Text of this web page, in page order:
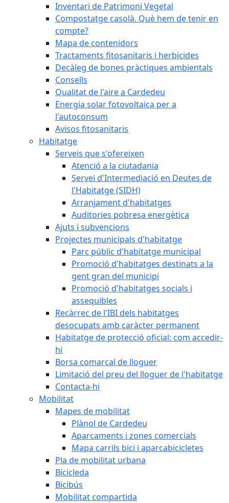
Inventari de Patrimoni Vegetal
Compostatge casolà. Què hem de tenir en
compte?
Mapa de contenidors
Tractaments fitosanitaris i herbicides
Decàleg de bones pràctiques ambientals
Consells
Qualitat de l'aire a Cardedeu
Energia solar fotovoltaica per a
l'autoconsum
Avisos fitosanitaris
Habitatge
Serveis que s'ofereixen
Atenció a la ciutadania
Servei d'Intermediació en Deutes de
l'Habitatge (SIDH)
Arranjament d'habitatges
Auditories pobresa energètica
Ajuts i subvencions
Projectes municipals d'habitatge
Parc públic d'habitatge municipal
Promoció d'habitatges destinats a la
gent gran del municipi
Promoció d'habitatges socials i
assequibles
Recàrrec de l'IBI dels habitatges
desocupats amb caràcter permanent
Habitatge de protecció oficial: com accedir-
hi
Borsa comarcal de lloguer
Limitació del preu del lloguer de l'habitatge
Contacta-hi
Mobilitat
Mapes de mobilitat
Plànol de Cardedeu
Aparcaments i zones comercials
Mapa carrils bici i aparcabicicletes
Pla de mobilitat urbana
Bicicleda
Bicibús
Mobilitat compartida